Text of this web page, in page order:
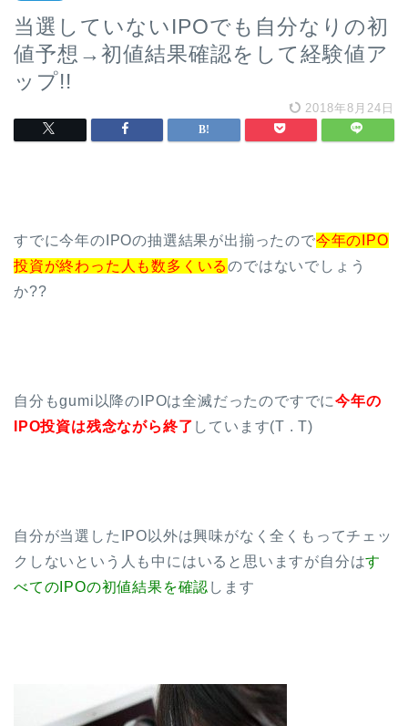
当選していないIPOでも自分なりの初
値予想→初値結果確認をして経験値ア
ップ!!
2018年8月24日
すでに今年のIPOの抽選結果が出揃ったので今年のIPO
投資が終わった人も数多くいるのではないでしょう
か??
自分もgumi以降のIPOは全滅だったのですでに今年の
IPO投資は残念ながら終了 しています(T . T)
自分が当選したIPO以外は興味がなく全くもってチェッ
クしないという人も中にはいると思いますが自分はす
べてのIPOの初値結果を確認 します